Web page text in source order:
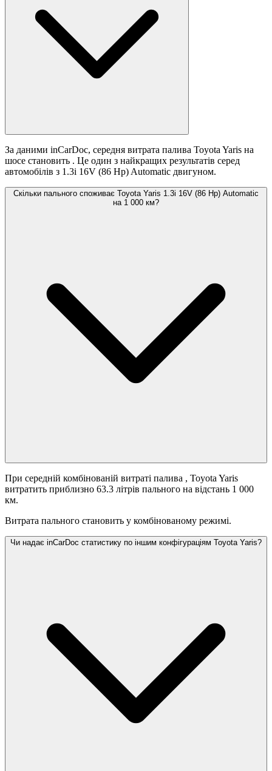
За даними inCarDoc, середня витрата палива Toyota Yaris на
шосе становить . Це один з найкращих результатів серед
автомобілів з 1.3i 16V (86 Hp) Automatic двигуном.
Скільки пального споживає Toyota Yaris 1.3i 16V (86 Hp) Automatic
на 1 000 км?
При середній комбінованій витраті палива , Toyota Yaris
витратить приблизно 63.3 літрів пального на відстань 1 000
км.
Витрата пального становить у комбінованому режимі.
Чи надає inCarDoc статистику по іншим конфігураціям Toyota Yaris?